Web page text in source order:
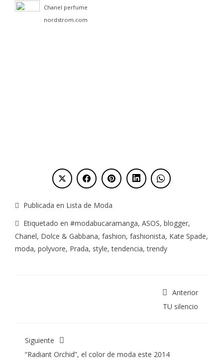
Chanel perfume
nordstrom.com
Publicada en Lista de Moda
Etiquetado en #modabucaramanga, ASOS, blogger,
Chanel, Dolce & Gabbana, fashion, fashionista, Kate Spade,
moda, polyvore, Prada, style,tendencia,trendy
Anterior
TU silencio
Siguiente
“Radiant Orchid”, el color de moda este 2014